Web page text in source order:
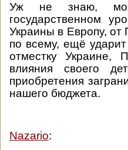
Уж не знаю,
государственном
Украины в Европу, от
по всему, ещё
отместку Украине,
влияния своего
приобретения
нашего бюджета.
Nazario: